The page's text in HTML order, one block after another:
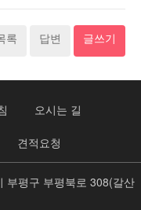
록 답변 글쓰기
오시는 길
견적요청
부평구 부평북로 308(갈산